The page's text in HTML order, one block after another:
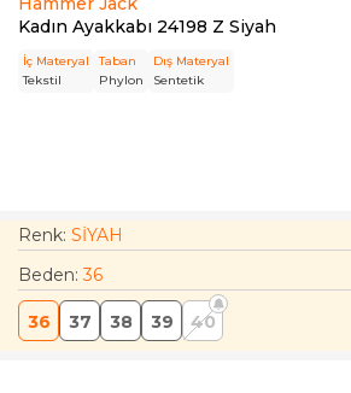
Kadın Ayakkabı 24198 Z Siyah
İç Materyal
Tekstil
Taban
Phylon
Dış Materyal
Sentetik
Renk: SİYAH
Beden:36
36 37 38 39 40